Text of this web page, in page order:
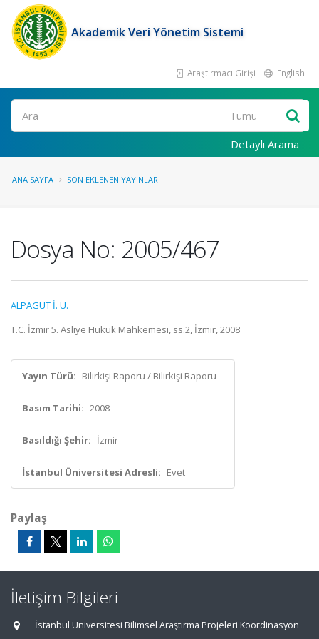
Akademik Veri Yönetim Sistemi
Araştırmacı Girişi English
Ara
Detaylı Arama
ANA SAYFA SON EKLENEN YAYINLAR
Dosya No: 2005/467
ALPAGUT İ. U.
T.C. İzmir 5. Asliye Hukuk Mahkemesi, ss.2, İzmir, 2008
Yayın Türü: Bilirkişi Raporu / Bilirkişi Raporu
Basım Tarihi: 2008
Basıldığı Şehir: İzmir
İstanbul Üniversitesi Adresli: Evet
Paylaş
İletişim Bilgileri
İstanbul Üniversitesi Bilimsel Araştırma Projeleri Koordinasyon